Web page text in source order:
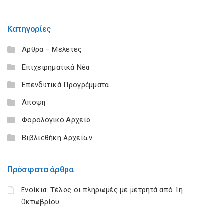
Κατηγορίες
Άρθρα – Μελέτες
Επιχειρηματικά Νέα
Επενδυτικά Προγράμματα
Άποψη
Φορολογικό Αρχείο
Βιβλιοθήκη Αρχείων
Πρόσφατα άρθρα
Ενοίκια: Τέλος οι πληρωμές με μετρητά από 1η
Οκτωβρίου